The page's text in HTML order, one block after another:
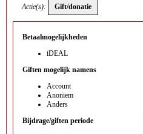
Actie(s):
Betaalmogelijkheden
iDEAL
Giften mogelijk namens
Account
Anoniem
Anders
Bijdrage/giften periode